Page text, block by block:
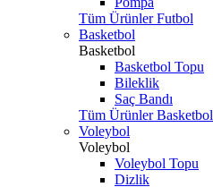
Tüm Ürünler Futbol
Basketbol
Basketbol
Basketbol Topu
Bileklik
Saç Bandı
Tüm Ürünler Basketbol
Voleybol
Voleybol
Voleybol Topu
Dizlik